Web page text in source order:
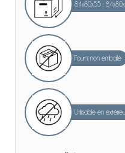
84x80x55 ;
Fourni non emballé
Utilisable en